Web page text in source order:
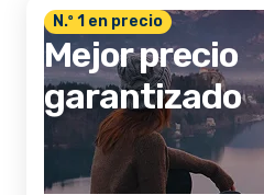
N.º 1 en precio
Mejor precio
garantizado